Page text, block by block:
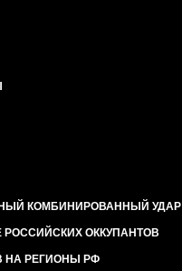
КОМБИНИРОВАННЫЙ УДАР
ОККУПАНТОВ
НА РЕГИОНЫ РФ